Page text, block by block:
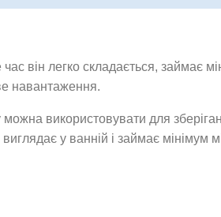
він легко складається, займає
навантаження.
використовувати для
у ванній і займає мінімум